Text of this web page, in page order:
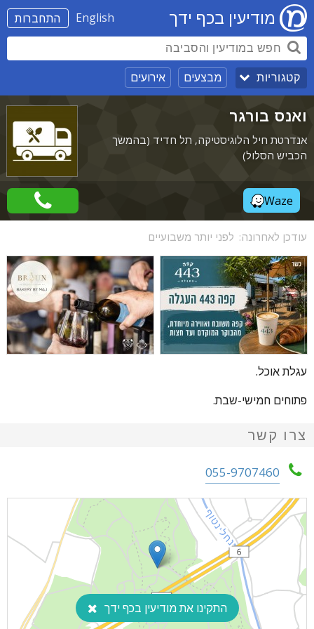
התחברות English מודיעין בכף ידך
קטגוריות מבצעים אירועים
ואנס בורגר
אנדרטת חיל הלוגיסטיקה, תל חדיד (בהמשך
הכביש הסלול)
Waze
עודכן לאחרונה: לפני יותר משבועיים
עגלת אוכל.
פתוחים חמישי-שבת.
צרו קשר
055-9707460
התקינו את מודיעין בכף ידך